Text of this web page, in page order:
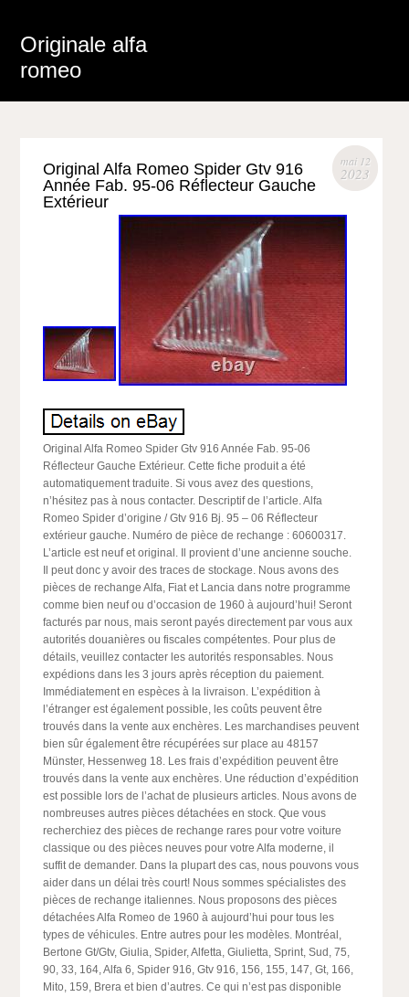
Originale alfa
romeo
mai 12
2023
Original Alfa Romeo Spider Gtv 916
Année Fab. 95-06 Réflecteur Gauche
Extérieur
Original Alfa Romeo Spider Gtv 916 Année Fab. 95-06
Réflecteur Gauche Extérieur. Cette fiche produit a été
automatiquement traduite. Si vous avez des questions,
n’hésitez pas à nous contacter. Descriptif de l’article. Alfa
Romeo Spider d’origine / Gtv 916 Bj. 95 – 06 Réflecteur
extérieur gauche. Numéro de pièce de rechange : 60600317.
L’article est neuf et original. Il provient d’une ancienne souche.
Il peut donc y avoir des traces de stockage. Nous avons des
pièces de rechange Alfa, Fiat et Lancia dans notre programme
comme bien neuf ou d’occasion de 1960 à aujourd’hui! Seront
facturés par nous, mais seront payés directement par vous aux
autorités douanières ou fiscales compétentes. Pour plus de
détails, veuillez contacter les autorités responsables. Nous
expédions dans les 3 jours après réception du paiement.
Immédiatement en espèces à la livraison. L’expédition à
l’étranger est également possible, les coûts peuvent être
trouvés dans la vente aux enchères. Les marchandises peuvent
bien sûr également être récupérées sur place au 48157
Münster, Hessenweg 18. Les frais d’expédition peuvent être
trouvés dans la vente aux enchères. Une réduction d’expédition
est possible lors de l’achat de plusieurs articles. Nous avons de
nombreuses autres pièces détachées en stock. Que vous
recherchiez des pièces de rechange rares pour votre voiture
classique ou des pièces neuves pour votre Alfa moderne, il
suffit de demander. Dans la plupart des cas, nous pouvons vous
aider dans un délai très court! Nous sommes spécialistes des
pièces de rechange italiennes. Nous proposons des pièces
détachées Alfa Romeo de 1960 à aujourd’hui pour tous les
types de véhicules. Entre autres pour les modèles. Montréal,
Bertone Gt/Gtv, Giulia, Spider, Alfetta, Giulietta, Sprint, Sud, 75,
90, 33, 164, Alfa 6, Spider 916, Gtv 916, 156, 155, 147, Gt, 166,
Mito, 159, Brera et bien d’autres. Ce qui n’est pas disponible